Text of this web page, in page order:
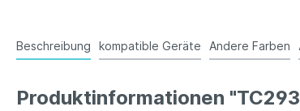
Beschreibung kompatible Geräte Andere Farben
Produktinformationen